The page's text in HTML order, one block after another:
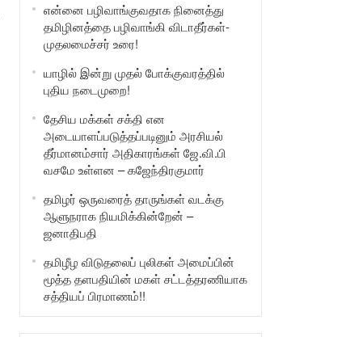
என்னை பழிவாங்குவதாக நினைத்து
தமிழினத்தை பழிவாங்கி விடாதீர்கள்-
முதலமைச்சர் உரை!
யாழில் இன்று முதல் போக்குவரத்தில்
புதிய நடைமுறை!
தேசிய மக்கள் சக்தி என
அடையாளப்படுத்தப்படினும் அரசியல்
தீர்மானம்சார் அதிகாரங்கள் ஜே.வி.பி
வசமே உள்ளன – கஜேந்திரகுமார்
தமிழர் ஒருவரைத் தாருங்கள் வடக்கு
ஆளுநராக நியமிக்கின்றேன் –
ஜனாதிபதி
தமிழீழ விடுதலைப் புலிகள் அமைப்பின்
மூத்த தளபதியின் மகள் சட்டத்தரணியாக
சத்தியப் பிரமாணம்!!